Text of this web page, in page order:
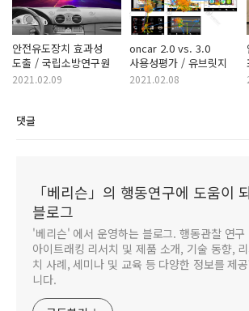
안전유도장치 효과성
도출 / 국립소방연구원
2021.02.09
oncar 2.0 vs. 3.0
사용성평가 / 유브릿지
2021.02.08
댓글
「베리슨」의 행동연구에 도움이
블로그
'베리슨' 에서 운영하는 블로그. 행동관찰 연구
아이트래킹 리서치 및 제품 소개, 기술 동향,
치 사례, 세미나 및 교육 등 다양한 정보를 제
니다.